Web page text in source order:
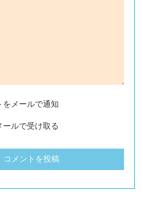
メールで通知
ルで受け取る